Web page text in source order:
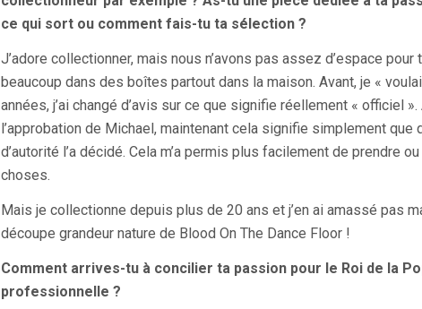
ce qui sort ou comment fais-tu ta sélection ?
J’adore collectionner, mais nous n’avons pas assez d’espace
beaucoup dans des boîtes partout dans la maison. Avant, je «
années, j’ai changé d’avis sur ce que signifie réellement « officiel
l’approbation de Michael, maintenant cela signifie simplement que
d’autorité l’a décidé. Cela m’a permis plus facilement de prendre
choses.
Mais je collectionne depuis plus de 20 ans et j’en ai amassé pas
découpe grandeur nature de Blood On The Dance Floor !
Comment arrives-tu à concilier ta passion pour le Roi de la
professionnelle ?